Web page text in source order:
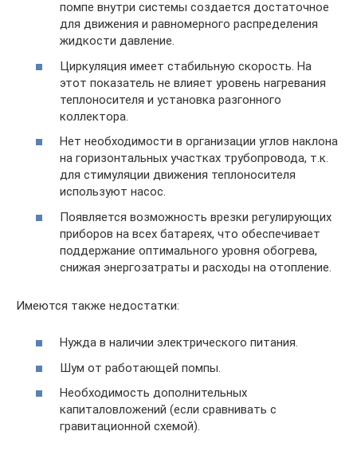
помпе внутри системы создается достаточное
для движения и равномерного распределения
жидкости давление.
Циркуляция имеет стабильную скорость. На
этот показатель не влияет уровень нагревания
теплоносителя и установка разгонного
коллектора.
Нет необходимости в организации углов наклона
на горизонтальных участках трубопровода, т.к.
для стимуляции движения теплоносителя
используют насос.
Появляется возможность врезки регулирующих
приборов на всех батареях, что обеспечивает
поддержание оптимального уровня обогрева,
снижая энергозатраты и расходы на отопление.
Имеются также недостатки:
Нужда в наличии электрического питания.
Шум от работающей помпы.
Необходимость дополнительных
капиталовложений (если сравнивать с
гравитационной схемой).